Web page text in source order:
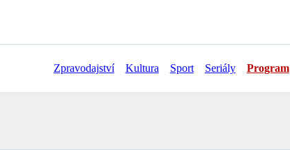
Zpravodajství Kultura Sport Seriály Program